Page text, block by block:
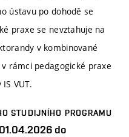
ústavu po dohodě se
praxe se nevztahuje na
v kombinované
rámci pedagogické praxe
VUT.
STUDIJNÍHO PROGRAMU
do